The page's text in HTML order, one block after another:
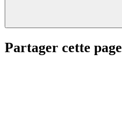
Partager cette page